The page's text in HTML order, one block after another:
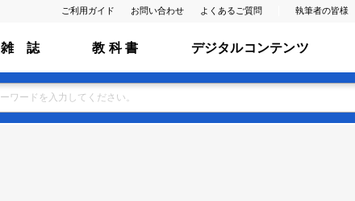
ご利用ガイド お問い合わせ よくあるご質問 執筆者の皆様
雑 誌 教 科 書 デジタルコンテンツ